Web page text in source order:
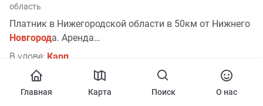
область
Платник в Нижегородской области в 50км от Нижнего
Новгорода. Аренда…
В улове: Карп
Турбаза «Лагуна»
Главная Карта Поиск О нас